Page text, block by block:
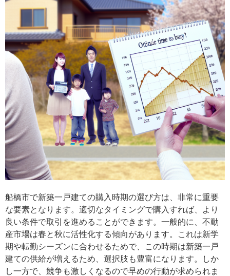
船橋市で新築一戸建ての購入時期の選び方は、非常に重要
な要素となります。適切なタイミングで購入すれば、より
良い条件で取引を進めることができます。一般的に、不動
産市場は春と秋に活性化する傾向があります。これは新学
期や転勤シーズンに合わせるためで、この時期は新築一戸
建ての供給が増えるため、選択肢も豊富になります。しか
し一方で、競争も激しくなるので早めの行動が求められま